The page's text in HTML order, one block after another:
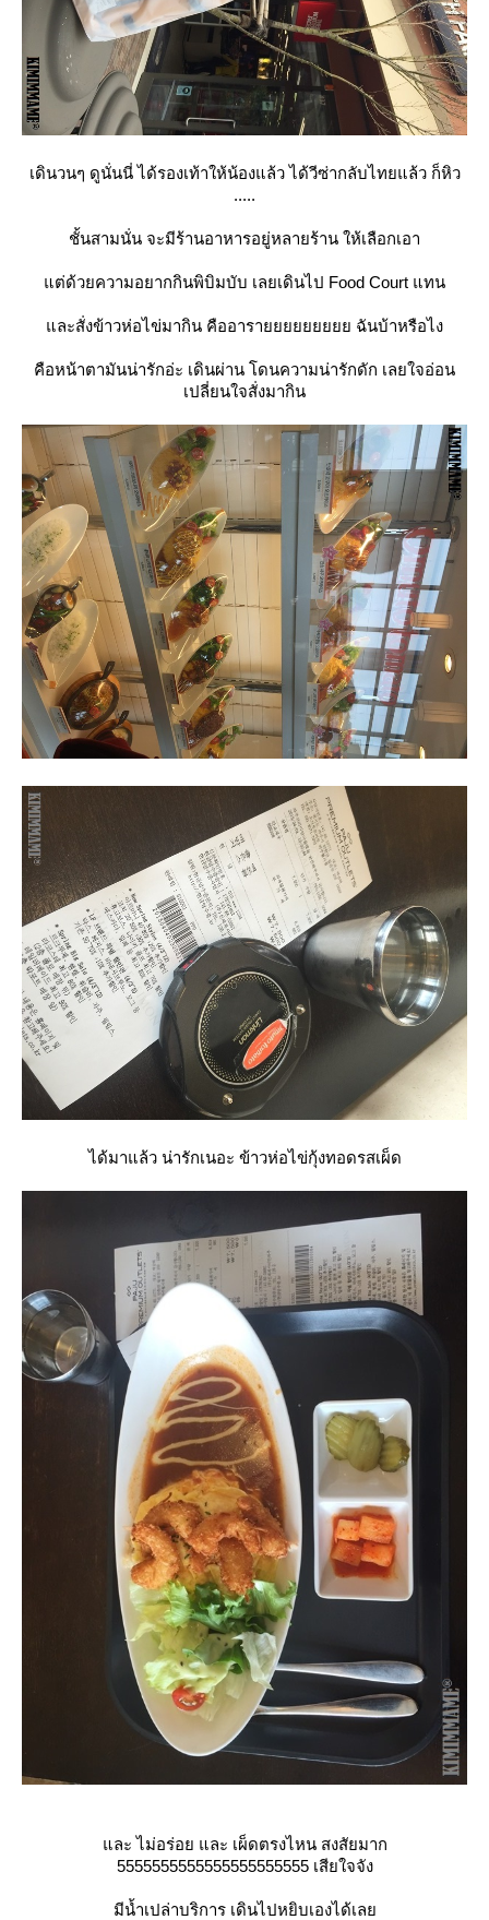
เดินวนๆ ดูนั่นนี่ ได้รองเท้าให้น้องแล้ว ได้วีซ่ากลับไทยแล้ว ก็หิว
.....
ชั้นสามนั่น จะมีร้านอาหารอยู่หลายร้าน ให้เลือกเอา
ต่ด้วยความอยากกินพิบิมบับ เลยเดินไป Food Court แทน
ละสั่งข้าวห่อไข่มากิน คืออารายยยยยยยยย ฉันบ้าหรือไง
คือหน้าตามันน่ารักอ่ะ เดินผ่าน โดนความน่ารักดัก เลยใจอ่อน
เปลี่ยนใจสั่งมากิน
ได้มาแล้ว น่ารักเนอะ ข้าวห่อไข่กุ้งทอดรสเผ็ด
ละ ไม่อร่อย และ เผ็ดตรงไหน สงสัยมาก
5555555555555555555555 เสียใจจัง
มีน้ำเปล่าบริการ เดินไปหยิบเองได้เล